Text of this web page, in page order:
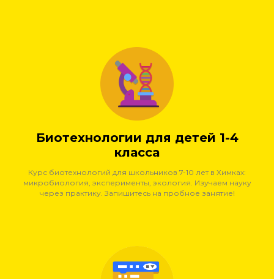
Биотехнологии для детей 1-4
класса
Курс биотехнологий для школьников 7-10 лет в Химках:
микробиология, эксперименты, экология. Изучаем науку
через практику. Запишитесь на пробное занятие!